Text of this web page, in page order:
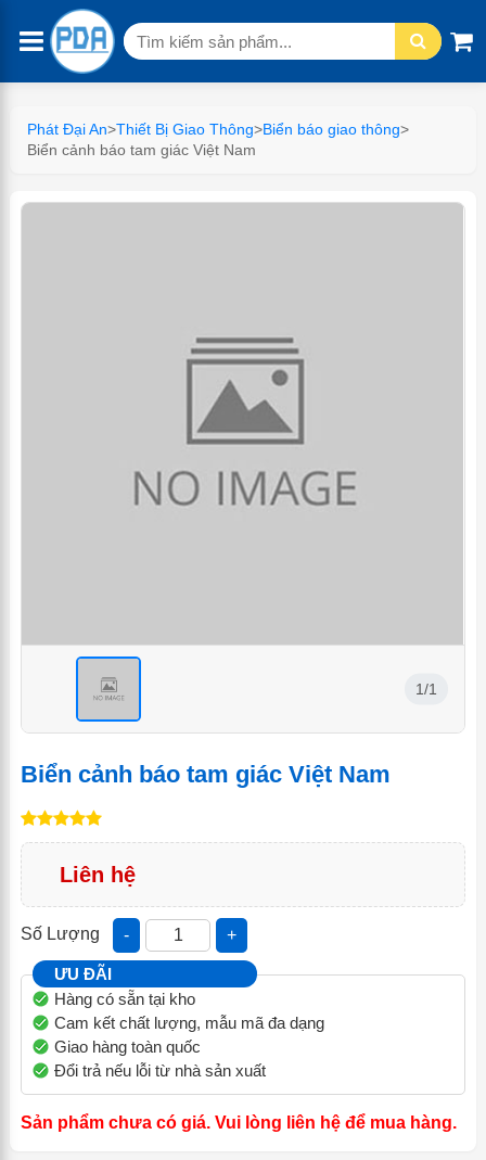
Tìm
Phát Đại An>Thiết Bị Giao Thông>Biển báo giao thông>
Biển cảnh báo tam giác Việt Nam
<
1/1
Biển cảnh báo tam giác Việt Nam
Liên hệ
Số Lượng - +
ƯU ĐÃI
Hàng có sẵn tại kho
Cam kết chất lượng, mẫu mã đa dạng
Giao hàng toàn quốc
Đổi trả nếu lỗi từ nhà sản xuất
Sản phẩm chưa có giá. Vui lòng liên hệ để mua hàng.